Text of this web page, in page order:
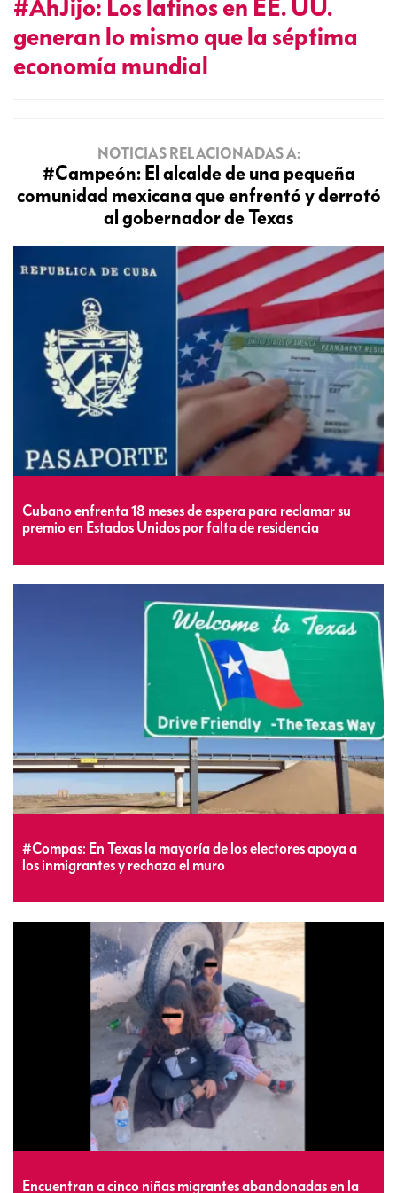
#AhJijo: Los latinos en EE. UU.
generan lo mismo que la séptima
economía mundial
NOTICIAS RELACIONADAS A:
#Campeón: El alcalde de una pequeña
comunidad mexicana que enfrentó y derrotó
al gobernador de Texas
Cubano enfrenta 18 meses de espera para reclamar su
premio en Estados Unidos por falta de residencia
#Compas: En Texas la mayoría de los electores apoya a
los inmigrantes y rechaza el muro
Encuentran a cinco niñas migrantes abandonadas en la